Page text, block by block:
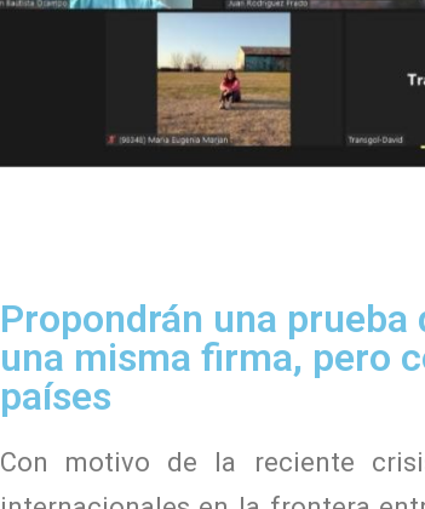
Propondrán una
una misma firma, pero
países
Con motivo de la reciente